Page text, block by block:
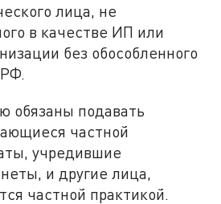
лица, не
в качестве ИП или
без обособленного
обязаны подавать
частной
учредившие
и другие лица,
частной практикой.